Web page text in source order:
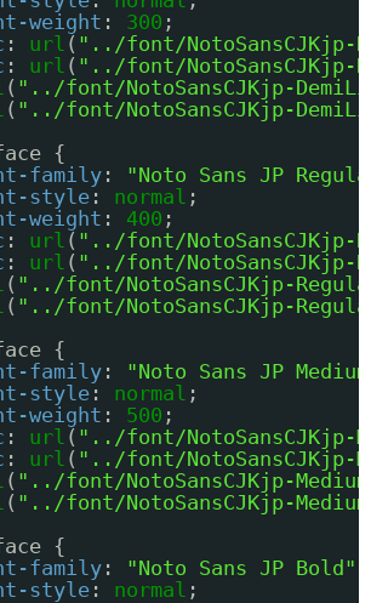
weight : 300 ;
: url ( "../font/NotoSansCJKjp-
: url ( "../font/NotoSansCJKjp-
( "../font/NotoSansCJKjp-
( "../font/NotoSansCJKjp-
{
family: "Noto Sans JP
style : normal ;
weight : 400 ;
: url ( "../font/NotoSansCJKjp-
: url ( "../font/
( "../font/NotoSansCJKjp-
( "../font/NotoSansCJKjp-
{
family: "Noto Sans JP
style : normal ;
weight : 500 ;
: url ( "../font/NotoSansCJKjp-
: url ( "../font/NotoSansCJKjp-
( "../font/NotoSansCJKjp-
( "../font/NotoSansCJKjp-
{
family: "Noto Sans JP Bold"
style : normal ;